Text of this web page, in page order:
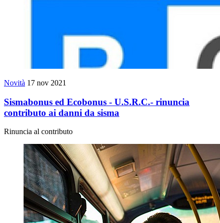
Novità 17 nov 2021
Sismabonus ed Ecobonus - U.S.R.C.- rinuncia
contributo ai danni da sisma
Rinuncia al contributo